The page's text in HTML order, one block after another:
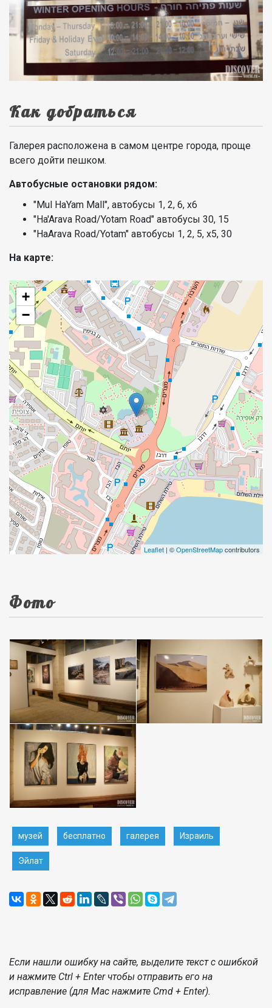
Как добраться
Галерея расположена в самом центре города, проще
всего дойти пешком.
Автобусные остановки рядом:
"Mul HaYam Mall", автобусы 1, 2, 6, х6
"Ha'Arava Road/Yotam Road" автобусы 30, 15
"HaArava Road/Yotam" автобусы 1, 2, 5, х5, 30
На карте:
+
−
Leaflet | ©OpenStreetMapcontributors
Фото
музей бесплатно галерея Израиль
Эйлат
Если нашли ошибку на сайте, выделите текст с ошибкой
и нажмите Ctrl + Enter чтобы отправить его на
исправление (для Mac нажмите Cmd + Enter).